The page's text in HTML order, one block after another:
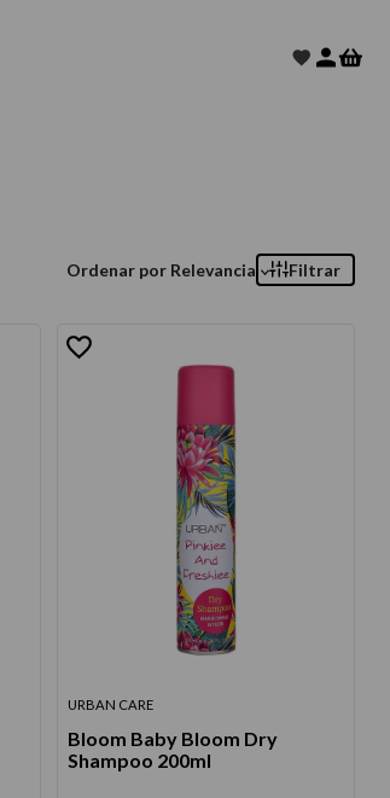
Ordenar por Relevancia Filtrar
URBAN CARE
Bloom Baby Bloom Dry
Shampoo 200ml